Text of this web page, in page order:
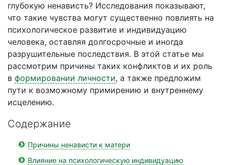
глубокую ненависть? Исследования показывают,
что такие чувства могут существенно повлиять на
психологическое развитие и индивидуацию
человека, оставляя долгосрочные и иногда
разрушительные последствия. В этой статье мы
рассмотрим причины таких конфликтов и их роль
в формировании личности, а также предложим
пути к возможному примирению и внутреннему
исцелению.
Содержание
Причины ненависти к матери
Влияние на психологическую индивидуацию